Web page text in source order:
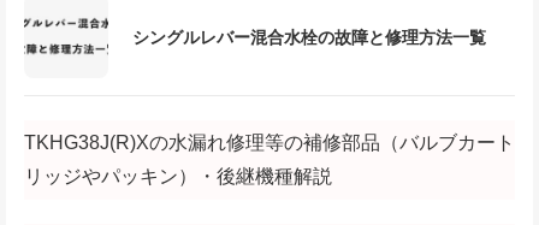
シングルレバー混合水栓の故障と修理方法一覧
TKHG38J(R)Xの水漏れ修理等の補修部品（バルブカート
リッジやパッキン）・後継機種解説